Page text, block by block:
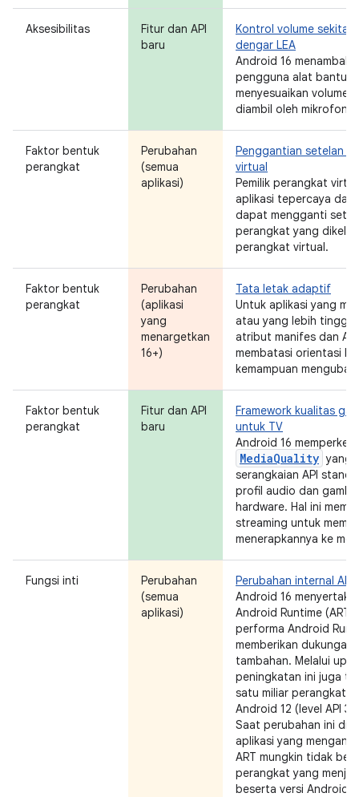
Aksesibilitas
Fitur dan API
baru
Kontrol volume sekitar
dengar LEA
Android 16
pengguna alat bantu
menyesuaikan volume
diambil oleh mikrofon
Faktor bentuk
perangkat
Perubahan
(semua
aplikasi)
Penggantian setelan
virtual
Pemilik perangkat
aplikasi tepercaya
dapat mengganti
perangkat yang
perangkat virtual.
Faktor bentuk
perangkat
Perubahan
(aplikasi
yang
menargetkan
16+)
Tata letak adaptif
Untuk aplikasi yang
atau yang lebih tinggi,
atribut manifes dan
membatasi orientasi
kemampuan
Faktor bentuk
perangkat
Fitur dan API
baru
Framework kualitas
untuk TV
Android 16
MediaQuality yang
serangkaian API
profil audio dan
hardware. Hal ini
streaming untuk
menerapkannya ke
Fungsi inti
Perubahan
(semua
aplikasi)
Perubahan internal ART
Android 16
Android Runtime
performa Android
memberikan
tambahan. Melalui
peningkatan ini juga
satu miliar perangkat
Android 12 (level API
Saat perubahan ini
aplikasi yang
ART mungkin tidak
perangkat yang
beserta versi Android